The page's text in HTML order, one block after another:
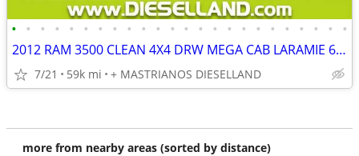
• • • • • • • • • • • • • • • • • • • • • • • •
2012 RAM 3500 CLEAN 4X4 DRW MEGA CAB LARAMIE 6.7L CUMMINS DIESEL **FINANCING AVA
7/21 59k mi + MASTRIANOS DIESELLAND
more from nearby areas (sorted by distance)